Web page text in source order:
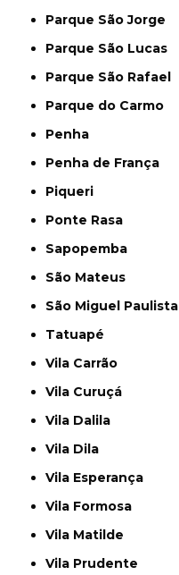
Parque São Jorge
Parque São Lucas
Parque São Rafael
Parque do Carmo
Penha
Penha de França
Piqueri
Ponte Rasa
Sapopemba
São Mateus
São Miguel Paulista
Tatuapé
Vila Carrão
Vila Curuçá
Vila Dalila
Vila Dila
Vila Esperança
Vila Formosa
Vila Matilde
Vila Prudente